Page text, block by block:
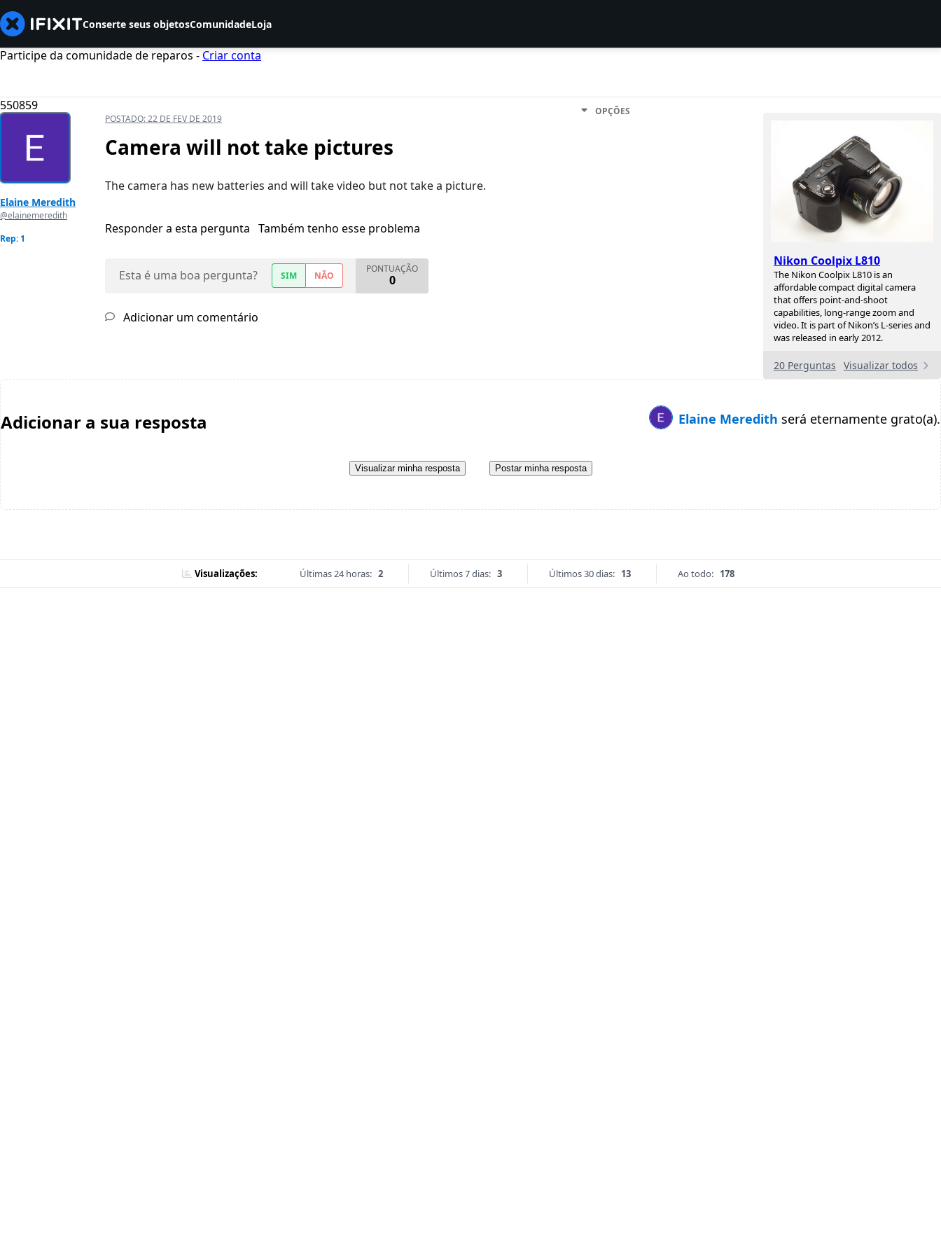
Conserte seus objetosComunidadeLoja
Participe da comunidade de reparos - Criar conta
550859
Nikon Coolpix L810
The Nikon Coolpix L810 is an
affordable compact digital camera
that offers point-and-shoot
capabilities, long-range zoom and
video. It is part of Nikon’s L-series and
was released in early 2012.
20 Perguntas Visualizar todos
Elaine Meredith
@elainemeredith
Rep: 1
POSTADO:22 DE FEV DE 2019
OPÇÕES
Camera will not take pictures
The camera has new batteries and will take video but not take a picture.
Responder a esta pergunta Também tenho esse problema
Esta é uma boa pergunta? SIM NÃO
PONTUAÇÃO
0
Adicionar um comentário
Adicionar a sua resposta Elaine Meredith será eternamente grato(a).
Visualizar minha resposta Postar minha resposta
Visualizações: Últimas 24 horas: 2 Últimos 7 dias: 3 Últimos 30 dias: 13 Ao todo: 178